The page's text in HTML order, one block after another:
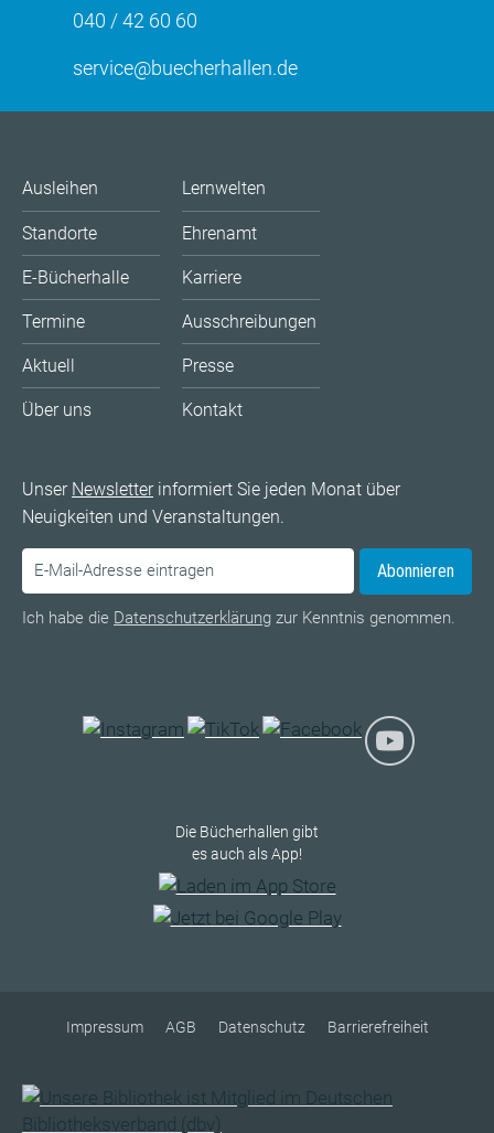
040 / 42 60 60
service@buecherhallen.de
Ausleihen
Standorte
E-Bücherhalle
Termine
Aktuell
Über uns
Lernwelten
Ehrenamt
Karriere
Ausschreibungen
Presse
Kontakt
Unser Newsletterinformiert Sie jeden Monat über
Neuigkeiten und Veranstaltungen.
Abonnieren
Ich habe die Datenschutzerklärung zur Kenntnis genommen.
Die Bücherhallen gibt
es auch als App!
Impressum AGB Datenschutz Barrierefreiheit